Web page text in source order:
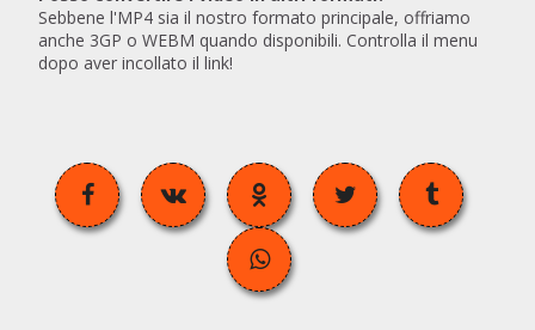
Sebbene l'MP4 sia il nostro formato principale, offriamo
anche 3GP o WEBM quando disponibili. Controlla il menu
dopo aver incollato il link!